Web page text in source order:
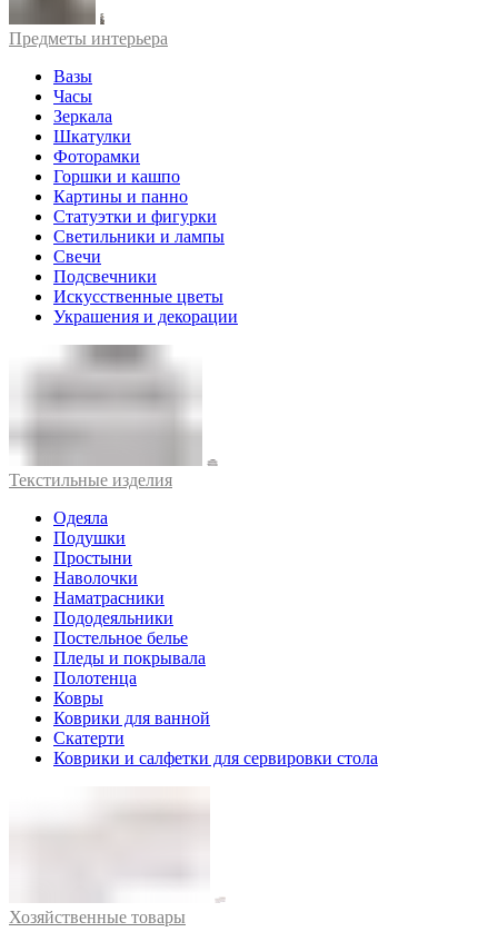
Предметы интерьера
Вазы
Часы
Зеркала
Шкатулки
Фоторамки
Горшки и кашпо
Картины и панно
Статуэтки и фигурки
Светильники и лампы
Свечи
Подсвечники
Искусственные цветы
Украшения и декорации
Текстильные изделия
Одеяла
Подушки
Простыни
Наволочки
Наматрасники
Пододеяльники
Постельное белье
Пледы и покрывала
Полотенца
Ковры
Коврики для ванной
Скатерти
Коврики и салфетки для сервировки стола
Хозяйственные товары